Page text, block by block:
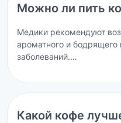
Можно ли пить
Медики рекомендуют
ароматного и бодрящего
заболеваний.…
Какой кофе